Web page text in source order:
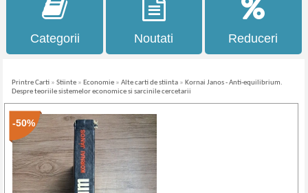
Categorii Noutati Reduceri
Printre Carti »Stiinte » Economie »Alte carti de stiinta » Kornai Janos - Anti-equilibrium.
Despre teoriile sistemelor economice si sarcinile cercetarii
-50%